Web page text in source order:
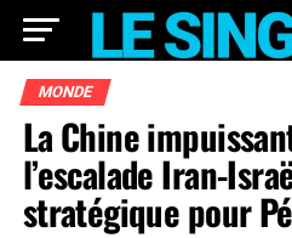
MONDE
La Chine
l’escalade Iran-
stratégique pour